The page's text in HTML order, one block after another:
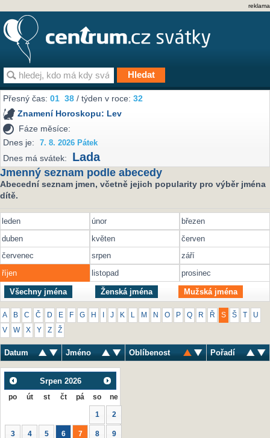
reklama
Přesný čas:01 38 / týden v roce:32
Znamení Horoskopu: Lev
Fáze měsíce:
Dnes je:
7. 8. 2026 Pátek
Dnes má svátek: Lada
Jmenný seznam podle abecedy
Abecední seznam jmen, včetně jejich popularity pro výběr jména
dítě.
leden únor
březen
duben
květen
červen
červenec
srpen
září
říjen
listopad prosinec
Všechny jména Ženská jména Mužská jména
A B C Č D E F G H J K M N O P Q R Ř S Š U
V W X Y Z Ž
Datum Jméno Oblíbenost Pořadí
Srpen 2026
po út st čt pá so ne
1 2
3 4 5 6 7 8 9